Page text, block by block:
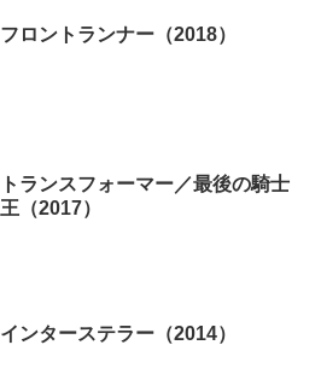
フロントランナー（2018）
トランスフォーマー／最後の騎士
王（2017）
インターステラー（2014）